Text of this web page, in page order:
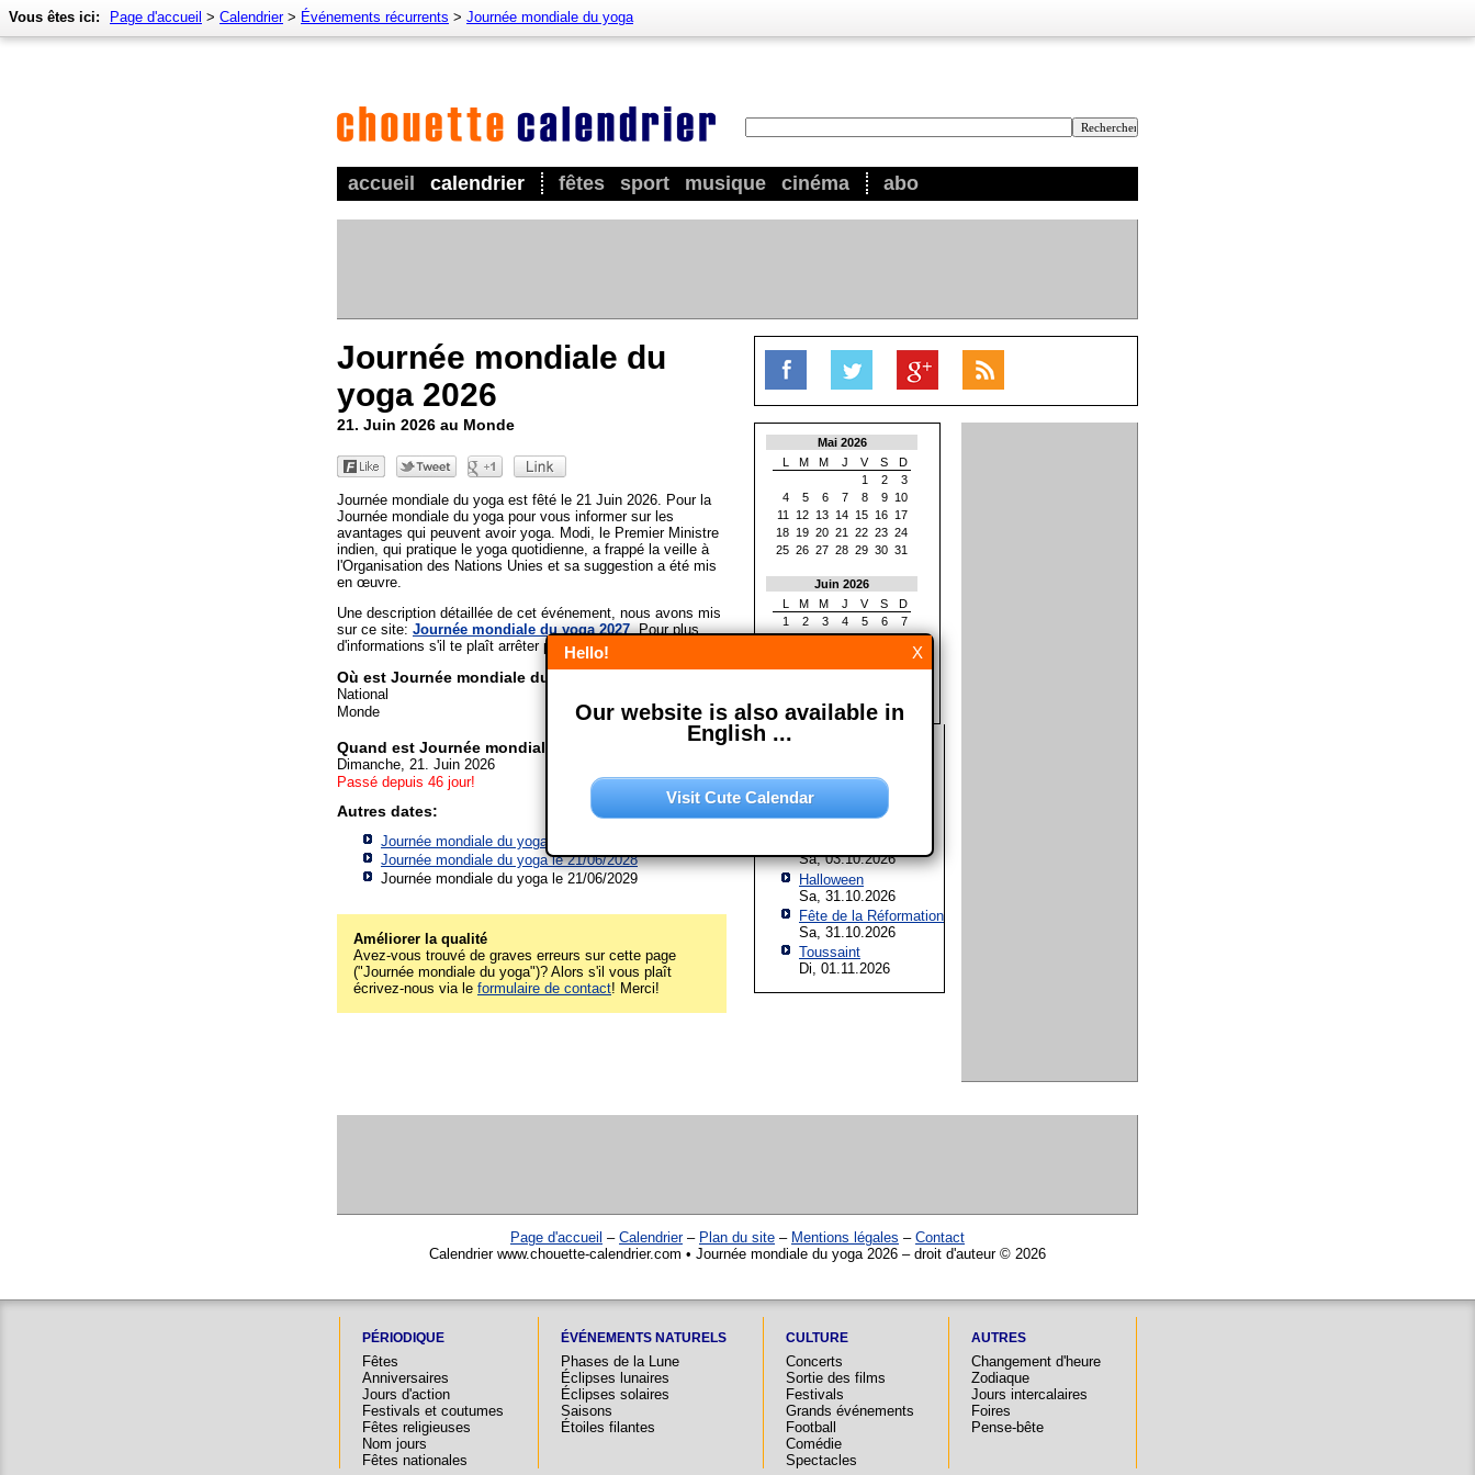
accueil calendrier fêtes sport musique cinéma abo
Vous êtes ici: Page d'accueil > Calendrier> Événements récurrents > Journée mondiale du yoga
Journée mondiale du
yoga 2026
21. Juin 2026 au Monde
Journée mondiale du yoga est fêté le 21 Juin 2026. Pour la
Journée mondiale du yoga pour vous informer sur les
avantages qui peuvent avoir yoga. Modi, le Premier Ministre
indien, qui pratique le yoga quotidienne, a frappé la veille à
l'Organisation des Nations Unies et sa suggestion a été mis
en œuvre.
Une description détaillée de cet événement, nous avons mis
sur ce site: Journée mondiale du yoga 2027. Pour plus
d'informations s'il te plaît arrêter par là!
Où est Journée mondiale du yoga?
National
Monde
Quand est Journée mondiale du yoga?
Dimanche, 21. Juin 2026
Passé depuis 46 jour!
Autres dates:
Journée mondiale du yoga le 21/06/2027
Journée mondiale du yoga le 21/06/2028
Journée mondiale du yoga le 21/06/2029
Améliorer la qualité
Avez-vous trouvé de graves erreurs sur cette page
("Journée mondiale du yoga")? Alors s'il vous plaît
écrivez-nous via le formulaire de contact! Merci!
Mai 2026
L
M M J V S
D
1
2
3
4
5 6 7 8 9 10
11
12 13 14 15 16 17
18 19 20 21 22 23 24
25 26 27 28 29 30 31
Juin 2026
L
M M J V S
D
1
2 3 4 5 6
7
8
9 10 11 12 13 14
22 23 24 25 26 27 28
Les prochaines fêtes et
Assomption de Marie
Sa, 15.08.2026
Sa, 03.10.2026
Halloween
Sa, 31.10.2026
Fête de la Réformation
Sa, 31.10.2026
Toussaint
Di, 01.11.2026
Page d'accueil – Calendrier– Plan du site – Mentions légales – Contact
Calendrier www.chouette-calendrier.com • Journée mondiale du yoga 2026 – droit d'auteur © 2026
PÉRIODIQUE
Fêtes
Anniversaires
Jours d'action
Festivals et coutumes
Fêtes religieuses
Nom jours
Fêtes nationales
ÉVÉNEMENTS NATURELS
Phases de la Lune
Éclipses lunaires
Éclipses solaires
Saisons
Étoiles filantes
CULTURE
Concerts
Sortie des films
Festivals
Grands événements
Football
Comédie
Spectacles
AUTRES
Changement d'heure
Zodiaque
Jours intercalaires
Foires
Pense-bête
X
Hello!
Our website is also available in
English ...
Visit Cute Calendar